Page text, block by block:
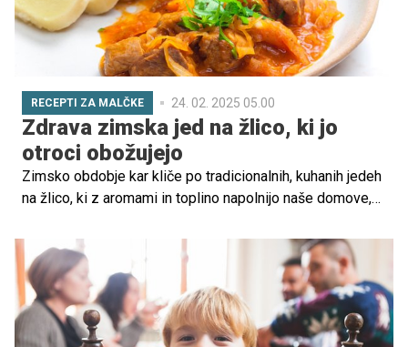
RECEPTI ZA MALČKE 24. 02. 2025 05.00
Zdrava zimska jed na žlico, ki jo
otroci obožujejo
Zimsko obdobje kar kliče po tradicionalnih, kuhanih jedeh
na žlico, ki z aromami in toplino napolnijo naše domove,
za eno najboljših jedi za žlico, nad katero bodo navdušeni
tudi otroci. Še posebej, če poleg dodate kupček pire
krompirja.